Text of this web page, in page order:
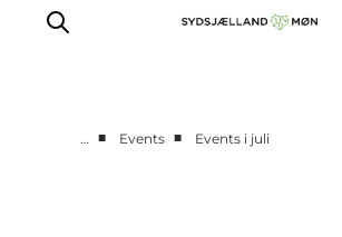
… ■ Events ■ Events i juli